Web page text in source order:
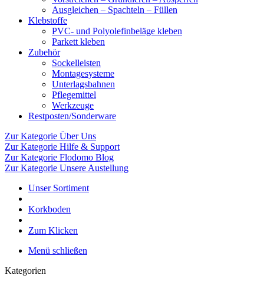
Ausgleichen – Spachteln – Füllen
Klebstoffe
PVC- und Polyolefinbeläge kleben
Parkett kleben
Zubehör
Sockelleisten
Montagesysteme
Unterlagsbahnen
Pflegemittel
Werkzeuge
Restposten/Sonderware
Zur Kategorie Über Uns
Zur Kategorie Hilfe & Support
Zur Kategorie Flodomo Blog
Zur Kategorie Unsere Austellung
Unser Sortiment
Korkboden
Zum Klicken
Menü schließen
Kategorien